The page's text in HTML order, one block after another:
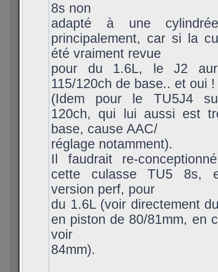
8s non
adapté à une
principalement, car si la
été vraiment revue
pour du 1.6L, le J2
115/120ch de base.. et oui !
(Idem pour le TU5J4
120ch, qui lui aussi est
base, cause AAC/
réglage notamment).
Il faudrait re-
cette culasse TU5 8s,
version perf, pour
du 1.6L (voir directement
en piston de 80/81mm, en
voir
84mm).